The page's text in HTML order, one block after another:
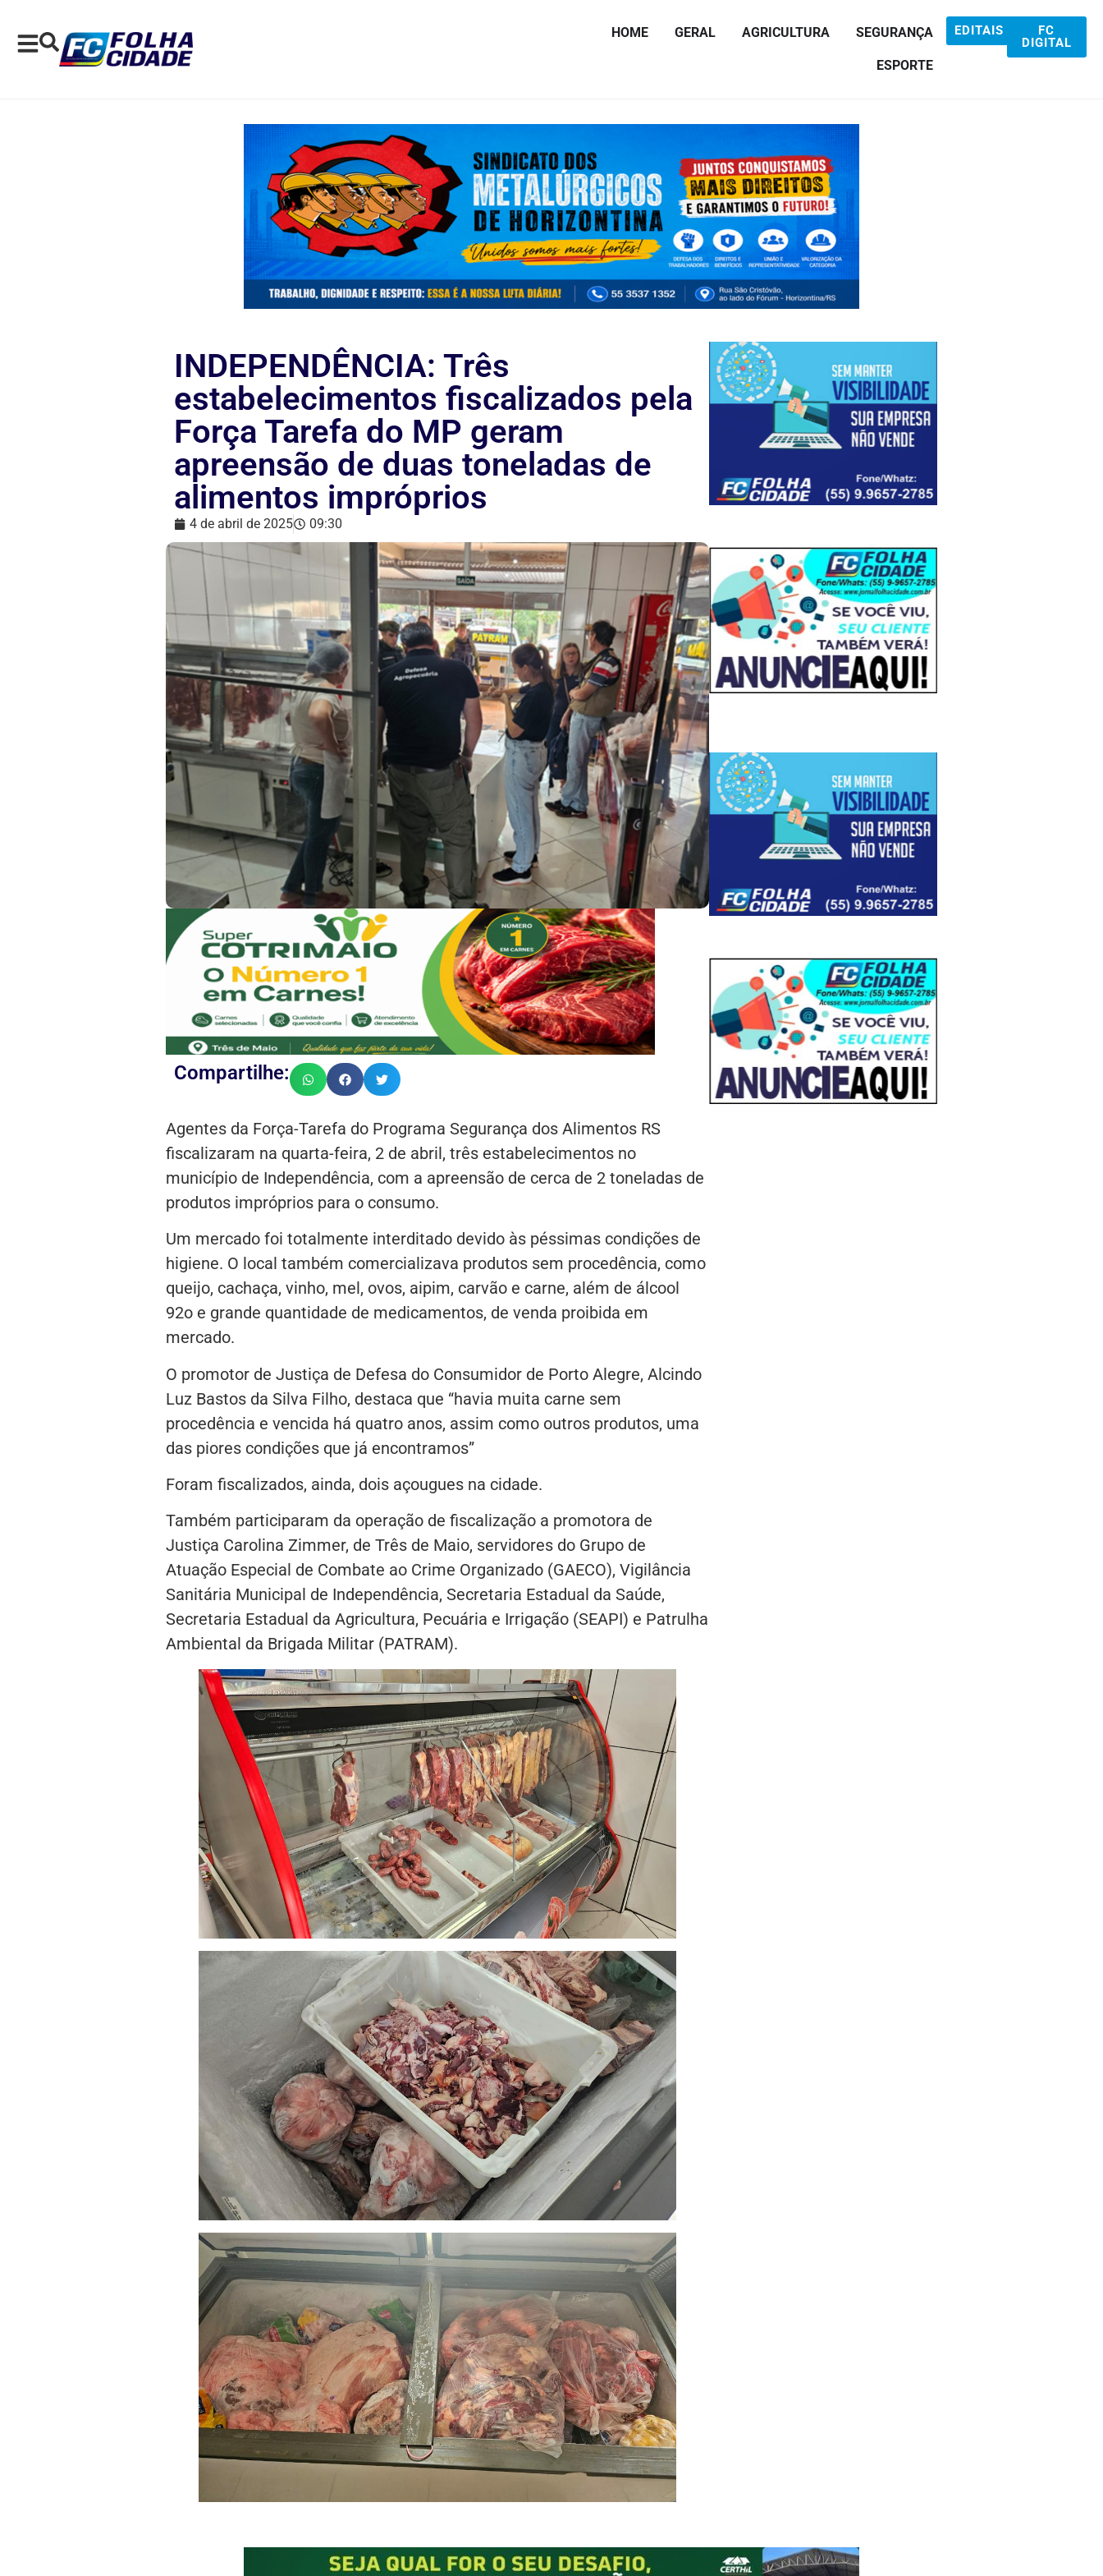
HOME GERAL AGRICULTURA SEGURANÇA
ESPORTE
EDITAIS
FC
DIGITAL
INDEPENDÊNCIA: Três
estabelecimentos fiscalizados pela
Força Tarefa do MP geram
apreensão de duas toneladas de
alimentos impróprios
4 de abril de 2025 09:30
Compartilhe:
Agentes da Força-Tarefa do Programa Segurança dos Alimentos RS
fiscalizaram na quarta-feira, 2 de abril, três estabelecimentos no
município de Independência, com a apreensão de cerca de 2 toneladas de
produtos impróprios para o consumo.
Um mercado foi totalmente interditado devido às péssimas condições de
higiene. O local também comercializava produtos sem procedência, como
queijo, cachaça, vinho, mel, ovos, aipim, carvão e carne, além de álcool
92o e grande quantidade de medicamentos, de venda proibida em
mercado.
O promotor de Justiça de Defesa do Consumidor de Porto Alegre, Alcindo
Luz Bastos da Silva Filho, destaca que “havia muita carne sem
procedência e vencida há quatro anos, assim como outros produtos, uma
das piores condições que já encontramos”
Foram fiscalizados, ainda, dois açougues na cidade.
Também participaram da operação de fiscalização a promotora de
Justiça Carolina Zimmer, de Três de Maio, servidores do Grupo de
Atuação Especial de Combate ao Crime Organizado (GAECO), Vigilância
Sanitária Municipal de Independência, Secretaria Estadual da Saúde,
Secretaria Estadual da Agricultura, Pecuária e Irrigação (SEAPI) e Patrulha
Ambiental da Brigada Militar (PATRAM).